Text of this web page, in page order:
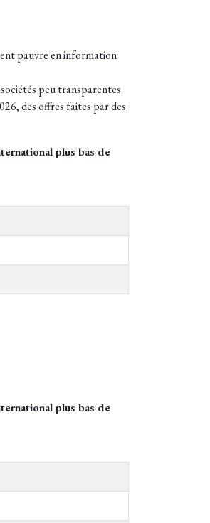
pauvre en information
peu transparentes
des offres faites par des
plus bas de
plus bas de